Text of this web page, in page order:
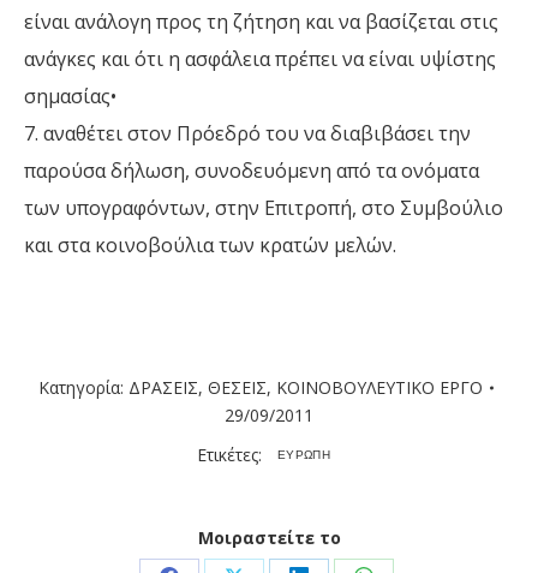
είναι ανάλογη προς τη ζήτηση και να βασίζεται στις
ανάγκες και ότι η ασφάλεια πρέπει να είναι υψίστης
σημασίας•
7. αναθέτει στον Πρόεδρό του να διαβιβάσει την
παρούσα δήλωση, συνοδευόμενη από τα ονόματα
των υπογραφόντων, στην Επιτροπή, στο Συμβούλιο
και στα κοινοβούλια των κρατών μελών.
Κατηγορία: ΔΡΑΣΕΙΣ, ΘΕΣΕΙΣ, ΚΟΙΝΟΒΟΥΛΕΥΤΙΚΟ ΕΡΓΟ
29/09/2011
Ετικέτες:
ΕΥΡΩΠΗ
Μοιραστείτε το